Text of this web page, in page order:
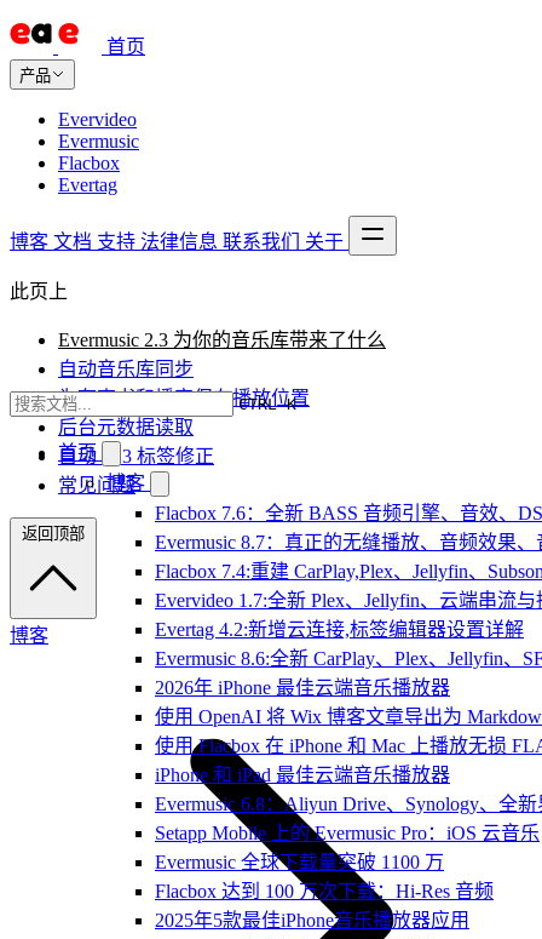
首页
产品
Evervideo
Evermusic
Flacbox
Evertag
博客 文档 支持 法律信息 联系我们 关于
CTRL K
首页
博客
Flacbox 7.6：全新 BASS 音频引擎、音效、
Evermusic 8.7：真正的无缝播放、音频效果
Flacbox 7.4:重建 CarPlay,Plex、Jellyfin、
Evervideo 1.7:全新 Plex、Jellyfin、云端串流
Evertag 4.2:新增云连接,标签编辑器设置详解
Evermusic 8.6:全新 CarPlay、Plex、Jellyfin、
2026年 iPhone 最佳云端音乐播放器
使用 OpenAI 将 Wix 博客文章导出为
使用 Flacbox 在 iPhone 和 Mac 上播放无损
iPhone 和 iPad 最佳云端音乐播放器
Evermusic 6.8：Aliyun Drive、Synology、全
Setapp Mobile 上的 Evermusic Pro：iOS 云音乐
Evermusic 全球下载量突破 1100 万
Flacbox 达到 100 万次下载：Hi-Res 音频
2025年5款最佳iPhone音乐播放器应用
此页上
Evermusic 2.3 为你的音乐库带来了什么
自动音乐库同步
为有声书和播客保存播放位置
后台元数据读取
自动 ID3 标签修正
常见问题
返回顶部
博客